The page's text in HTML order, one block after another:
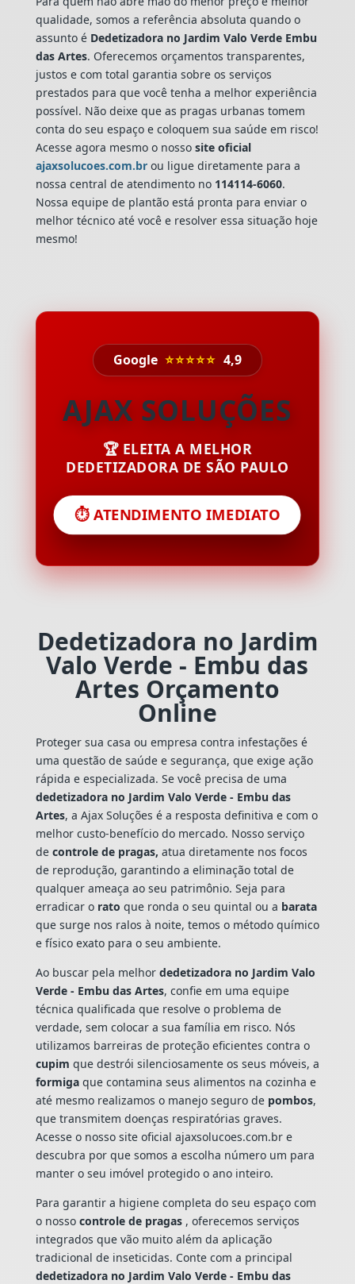
qualidade, somos a referência absoluta quando o
assunto é Dedetizadora no Jardim Valo Verde Embu
das Artes. Oferecemos orçamentos transparentes,
justos e com total garantia sobre os serviços
prestados para que você tenha a melhor experiência
possível. Não deixe que as pragas urbanas tomem
conta do seu espaço e coloquem sua saúde em risco!
Acesse agora mesmo o nossosite oficial
ajaxsolucoes.com.brou ligue diretamente para a
nossa central de atendimento no 114114-6060.
Nossa equipe de plantão está pronta para enviar o
melhor técnico até você e resolver essa situação hoje
mesmo!
Google ⭐⭐⭐⭐⭐ 4,9
AJAX SOLUÇÕES
🏆 ELEITA A MELHOR
DEDETIZADORA DE SÃO PAULO
⏱️ ATENDIMENTO IMEDIATO
Dedetizadora no Jardim
Valo Verde - Embu das
Artes Orçamento
Online
Proteger sua casa ou empresa contra infestações é
uma questão de saúde e segurança, que exige ação
rápida e especializada. Se você precisa de uma
dedetizadora no Jardim Valo Verde - Embu das
Artes, a Ajax Soluções é a resposta definitiva e com o
melhor custo-benefício do mercado. Nosso serviço
de controle de pragas, atua diretamente nos focos
de reprodução, garantindo a eliminação total de
qualquer ameaça ao seu patrimônio. Seja para
erradicar o rato que ronda o seu quintal ou a barata
que surge nos ralos à noite, temos o método químico
e físico exato para o seu ambiente.
Ao buscar pela melhor dedetizadora no Jardim Valo
Verde - Embu das Artes, confie em uma equipe
técnica qualificada que resolve o problema de
verdade, sem colocar a sua família em risco. Nós
utilizamos barreiras de proteção eficientes contra o
cupim que destrói silenciosamente os seus móveis, a
formigaque contamina seus alimentos na cozinha e
até mesmo realizamos o manejo seguro de pombos,
que transmitem doenças respiratórias graves.
Acesse o nosso site oficial ajaxsolucoes.com.br e
descubra por que somos a escolha número um para
manter o seu imóvel protegido o ano inteiro.
Para garantir a higiene completa do seu espaço com
o nosso controle de pragas , oferecemos serviços
integrados que vão muito além da aplicação
tradicional de inseticidas. Conte com a principal
dedetizadora no Jardim Valo Verde - Embu das